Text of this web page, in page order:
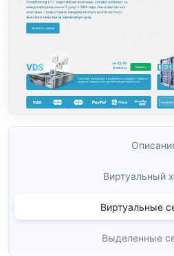
Виртуальный
Виртуальные
Выделенные